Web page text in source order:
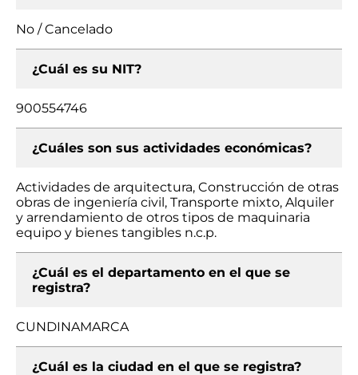
No / Cancelado
¿Cuál es su NIT?
900554746
¿Cuáles son sus actividades económicas?
Actividades de arquitectura, Construcción de otras
obras de ingeniería civil, Transporte mixto, Alquiler
y arrendamiento de otros tipos de maquinaria
equipo y bienes tangibles n.c.p.
¿Cuál es el departamento en el que se
registra?
CUNDINAMARCA
¿Cuál es la ciudad en el que se registra?